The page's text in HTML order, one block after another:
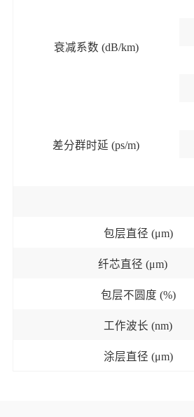
衰减系数 (dB/km)
差分群时延 (ps/m)
包层直径 (μm)
纤芯直径 (μm)
包层不圆度 (%)
工作波长 (nm)
涂层直径 (μm)